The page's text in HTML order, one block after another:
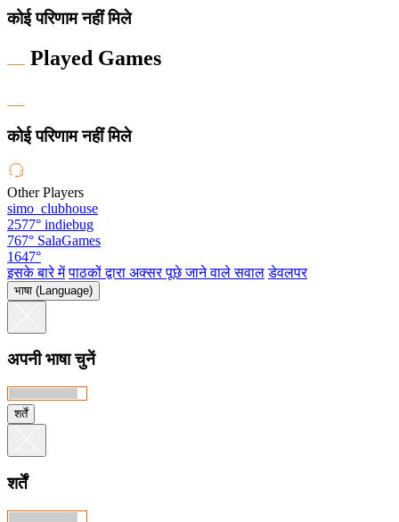
कोई परिणाम नहीं मिले
Played Games
कोई परिणाम नहीं मिले
Other Players
simo_clubhouse
2577° indiebug
767° SalaGames
1647°
इसके बारे में पाठकों द्वारा अक्सर पूछे जाने वाले सवाल डेवलपर
भाषा (Language)
अपनी भाषा चुनें
शर्तें
शर्तें